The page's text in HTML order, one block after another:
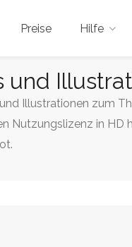
Preise Hilfe
und
Illustrationen zum
Nutzungslizenz in HD